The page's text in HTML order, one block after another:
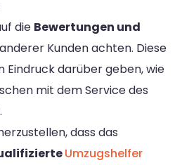
die Bewertungen und
anderer Kunden achten. Diese
Eindruck darüber geben, wie
mit dem Service des
dass das
Umzugshelfer